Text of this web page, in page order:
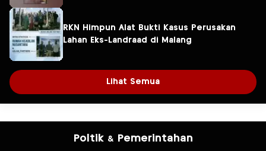
RKN Himpun Alat Bukti Kasus Perusakan
Lahan Eks-Landraad di Malang
Lihat Semua
Poltik & Pemerintahan